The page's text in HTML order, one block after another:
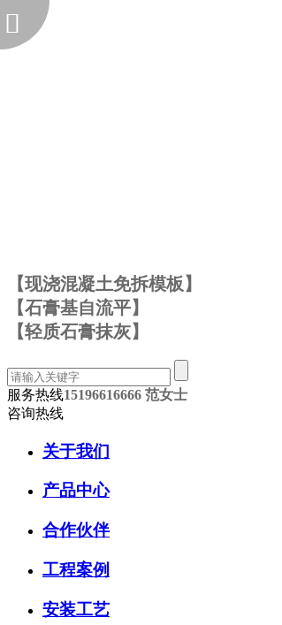
【现浇混凝土免拆模板】
【石膏基自流平】
【轻质石膏抹灰】
服务热线15196616666 范女士
咨询热线
关于我们
产品中心
合作伙伴
工程案例
安装工艺